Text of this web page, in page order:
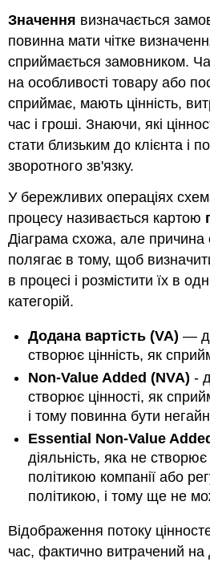
Значення визначається
повинна мати чітке
сприймається замовником.
на особливості товару або
сприймає, мають цінність,
час і гроші. Знаючи, які
стати близьким до клієнта і
зворотного зв'язку.
У бережливих операціях
процесу називається картою
Діаграма схожа, але причина
полягає в тому, щоб
в процесі і розмістити їх в
категорій.
Додана вартість (VA) —
створює цінність, як
Non-Value Added (NVA) -
створює цінності, як
і тому повинна бути
Essential Non-Value
діяльність, яка не створює
політикою компанії або
політикою, і тому ще не
Відображення потоку
час, фактично витрачений на